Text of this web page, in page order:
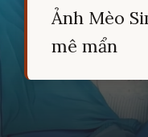
Ảnh Mèo
mê mẩn